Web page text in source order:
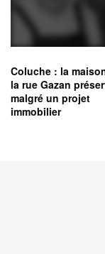
Coluche : la
la rue Gazan
malgré un projet
immobilier